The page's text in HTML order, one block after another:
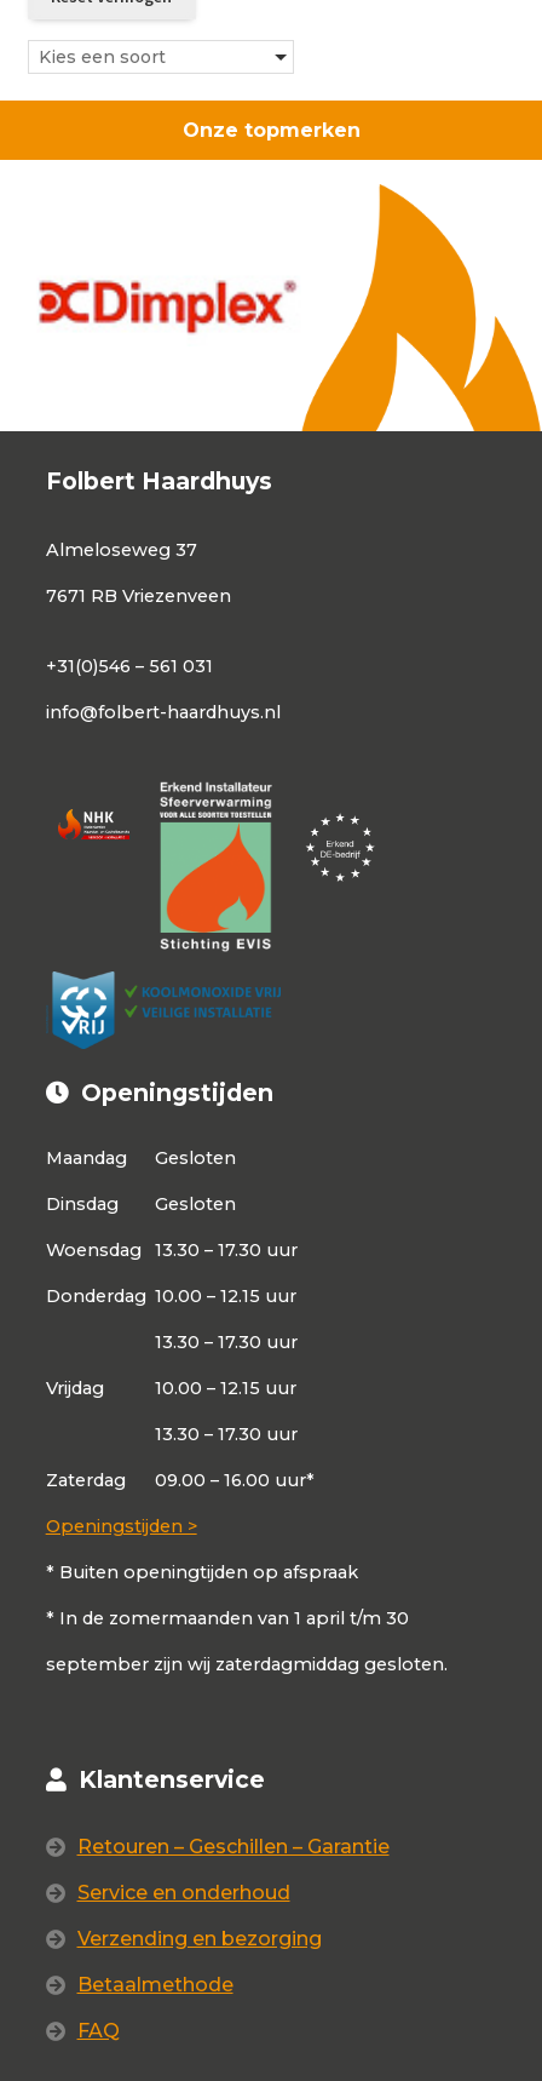
Kies een soort
Onze topmerken
Folbert Haardhuys
Almeloseweg 37
7671 RB Vriezenveen
+31(0)546 – 561 031
info@folbert-haardhuys.nl
Openingstijden
Maandag Gesloten
Dinsdag Gesloten
Woensdag 13.30 – 17.30 uur
Donderdag 10.00 – 12.15 uur
13.30 – 17.30 uur
Vrijdag 10.00 – 12.15 uur
13.30 – 17.30 uur
Zaterdag 09.00 – 16.00 uur*
Openingstijden >
* Buiten openingtijden op afspraak
* In de zomermaanden van 1 april t/m 30
september zijn wij zaterdagmiddag gesloten.
Klantenservice
Retouren – Geschillen – Garantie
Service en onderhoud
Verzending en bezorging
Betaalmethode
FAQ